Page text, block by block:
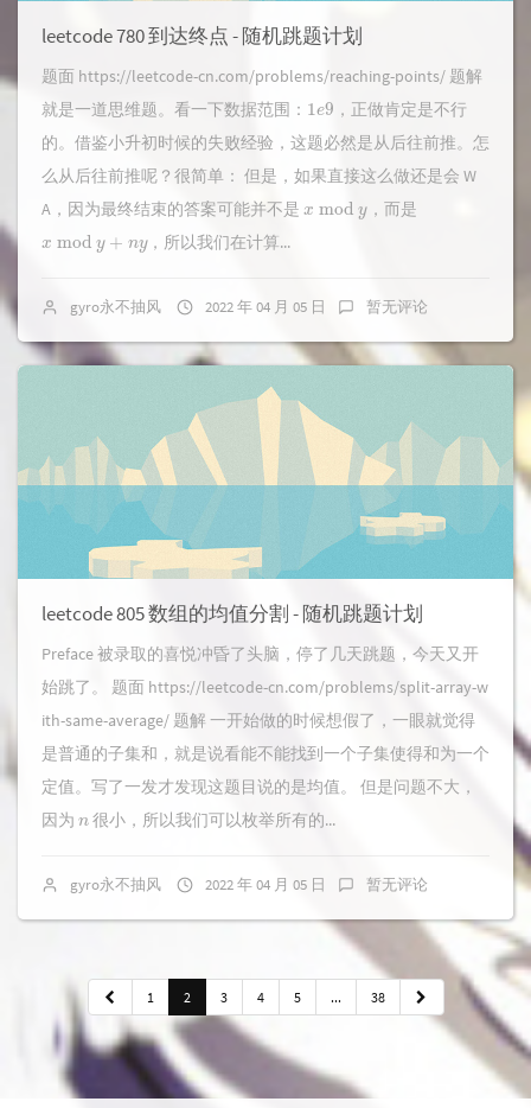
leetcode 780 到达终点 - 随机跳题计划
题面 https://leetcode-cn.com/problems/reaching-points/ 题解
就是一道思维题。看一下数据范围： 1 9 ，正做肯定是不行
的。借鉴小升初时候的失败经验，这题必然是从后往前推。怎
么从后往前推呢？很简单： 但是，如果直接这么做还是会 W
A，因为最终结束的答案可能并不是
y ，而是
y ，所以我们在计算...
gyro永不抽风 2022 年 04 月 05 日 暂无评论
leetcode 805 数组的均值分割 - 随机跳题计划
Preface 被录取的喜悦冲昏了头脑，停了几天跳题，今天又开
始跳了。 题面 https://leetcode-cn.com/problems/split-array-w
ith-same-average/ 题解 一开始做的时候想假了，一眼就觉得
是普通的子集和，就是说看能不能找到一个子集使得和为一个
定值。写了一发才发现这题目说的是均值。 但是问题不大，
因为
很小，所以我们可以枚举所有的...
gyro永不抽风 2022 年 04 月 05 日 暂无评论
1 2 3 4 5 ... 38